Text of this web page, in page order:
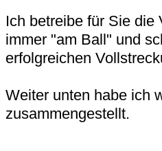
Ich betreibe für Sie die
immer "am Ball" und
erfolgreichen
Weiter unten habe ich
zusammengestellt.